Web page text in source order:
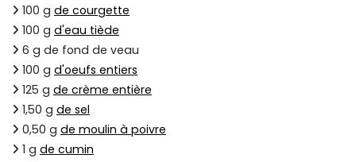
100 g de courgette
100 g d'eau tiède
6 g de fond de veau
100 g d'oeufs entiers
125 g de crème entière
1,50 g de sel
0,50 g de moulin à poivre
1 g de cumin